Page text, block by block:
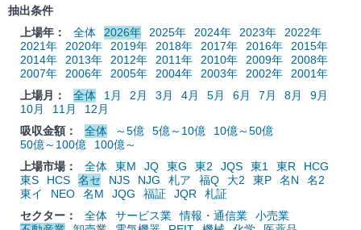
抽出条件
上場年：
全体 2026年 2025年 2024年 2023年
2022年
2021年
2020年 2019年 2018年 2017年 2016年
2015年
2014年
2013年 2012年 2011年 2010年 2009年
2008年
2007年
2006年 2005年 2004年 2003年 2002年
2001年
上場月：
全体 1月 2月 3月 4月 5月 6月 7月 8月
9月
10月
11月
12月
吸収金額：
全体 ～5億 5億～10億
10億～50億
50億～100億
100億～
上場市場：
全体 東M JQ 東G 東2 JQS 東1 東R
HCG
東S
HCS 名セ NJS NJG 札ア 福Q 大2 東P 名N
名2
東イ
NEO 名M JQG 福証 JQR
札証
セクター：
全体 サービス業 情報・通信業
小売業